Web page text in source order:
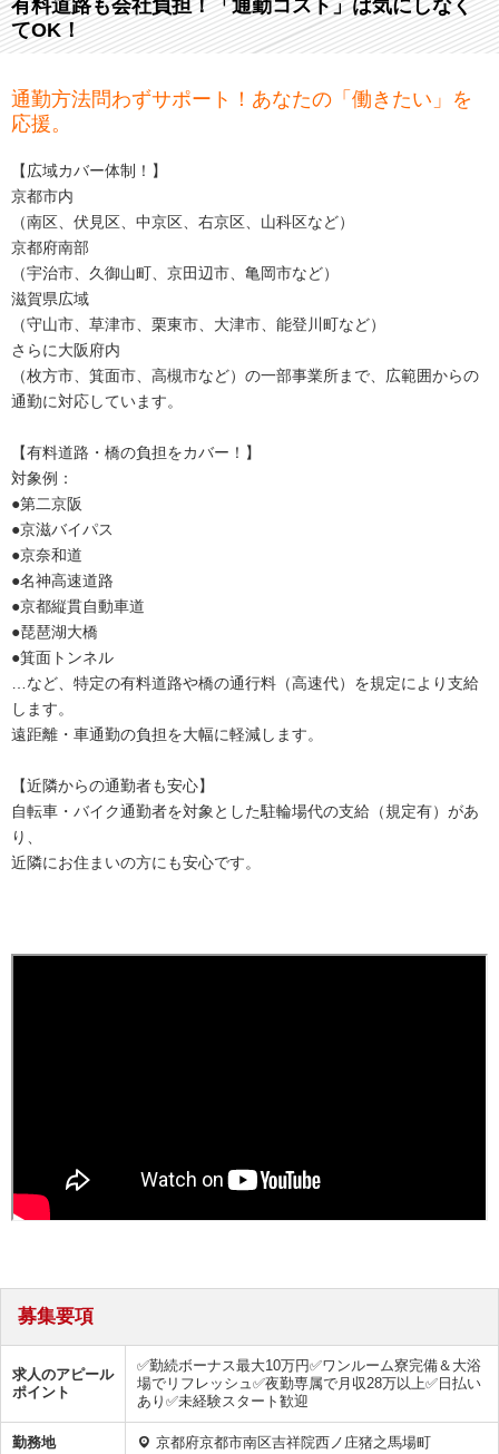
有料道路も会社負担！「通勤コスト」は気にしなく
てOK！
通勤方法問わずサポート！あなたの「働きたい」を
応援。
【広域カバー体制！】
京都市内
（南区、伏見区、中京区、右京区、山科区など）
京都府南部
（宇治市、久御山町、京田辺市、亀岡市など）
滋賀県広域
（守山市、草津市、栗東市、大津市、能登川町など）
さらに大阪府内
（枚方市、箕面市、高槻市など）の一部事業所まで、広範囲からの
通勤に対応しています。
【有料道路・橋の負担をカバー！】
対象例：
●第二京阪
●京滋バイパス
●京奈和道
●名神高速道路
●京都縦貫自動車道
●琵琶湖大橋
●箕面トンネル
…など、特定の有料道路や橋の通行料（高速代）を規定により支給
します。
遠距離・車通勤の負担を大幅に軽減します。
【近隣からの通勤者も安心】
自転車・バイク通勤者を対象とした駐輪場代の支給（規定有）があ
り、
近隣にお住まいの方にも安心です。
募集要項
求人のアピール
ポイント
✅勤続ボーナス最大10万円✅ワンルーム寮完備＆大浴
場でリフレッシュ✅夜勤専属で月収28万以上✅日払い
あり✅未経験スタート歓迎
勤務地 京都府京都市南区吉祥院西ノ庄猪之馬場町